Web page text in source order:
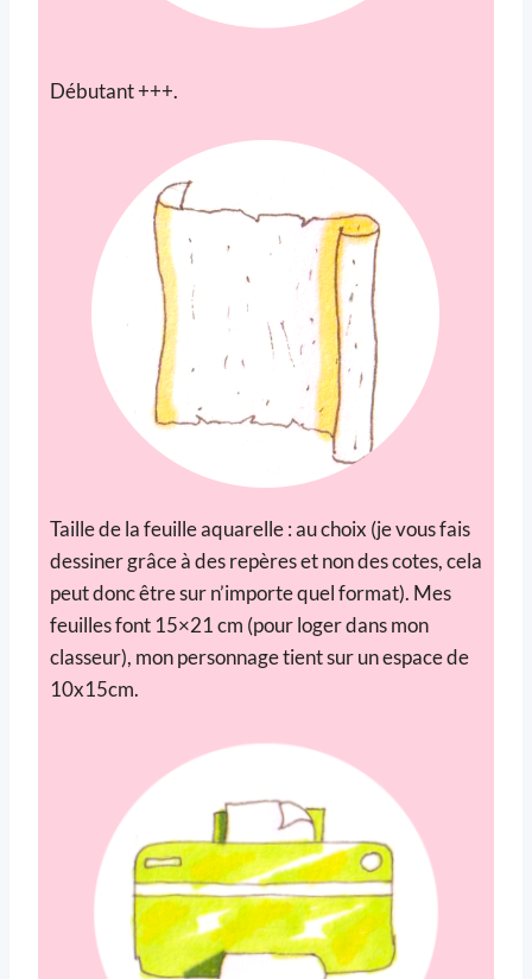
Débutant +++.
Taille de la feuille aquarelle : au choix (je vous fais
dessiner grâce à des repères et non des cotes, cela
peut donc être sur n’importe quel format). Mes
feuilles font 15×21 cm (pour loger dans mon
classeur), mon personnage tient sur un espace de
10x15cm.